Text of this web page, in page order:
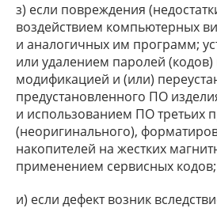
з) если повреждения
воздействием компьютерных
и аналогичных им программ;
или удалением паролей (кодов)
модификацией и (или)
предустановленного ПО
и использованием ПО третьих
(неоригинального),
накопителей на жестких
применением сервисных кодов;
и) если дефект возник